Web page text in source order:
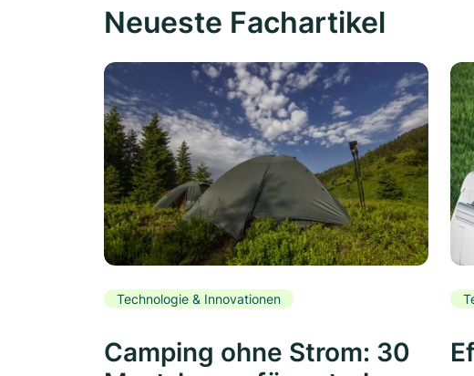
Neueste Fachartikel
Technologie & Innovationen
Camping ohne Strom: 30